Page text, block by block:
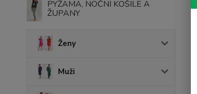
PYŽAMA, NOČNÍ KOŠILE A
ŽUPANY
Ženy
Muži